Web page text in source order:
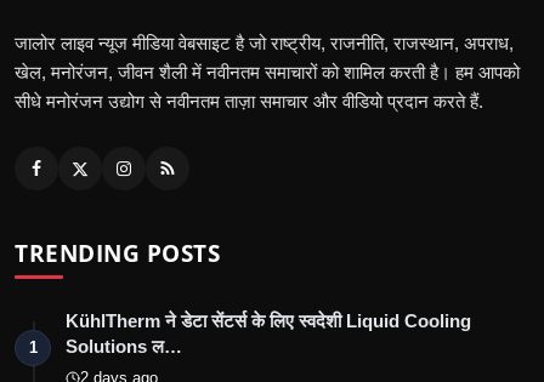
जालोर लाइव न्यूज मीडिया वेबसाइट है जो राष्ट्रीय, राजनीति, राजस्थान, अपराध,
खेल, मनोरंजन, जीवन शैली में नवीनतम समाचारों को शामिल करती है। हम आपको
सीधे मनोरंजन उद्योग से नवीनतम ताज़ा समाचार और वीडियो प्रदान करते हैं.
TRENDING POSTS
1
KühlTherm ने डेटा सेंटर्स के लिए स्वदेशी Liquid Cooling
Solutions ल…
2 days ago